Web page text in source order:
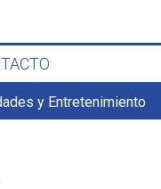
y Entretenimiento